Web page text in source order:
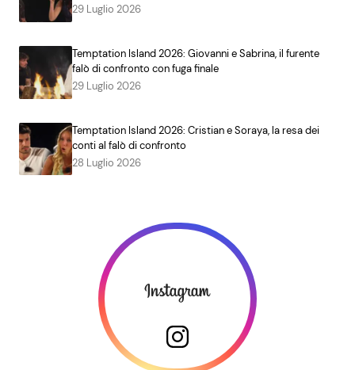
29 Luglio 2026
Temptation Island 2026: Giovanni e Sabrina, il furente
falò di confronto con fuga finale
29 Luglio 2026
Temptation Island 2026: Cristian e Soraya, la resa dei
conti al falò di confronto
28 Luglio 2026